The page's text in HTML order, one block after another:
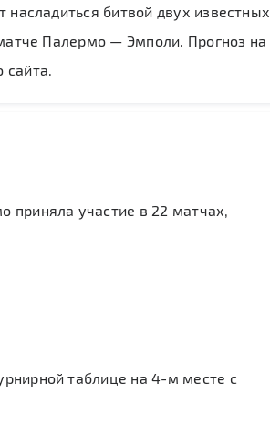
насладиться битвой двух известных
Палермо — Эмполи. Прогноз на
сайта.
приняла участие в 22 матчах,
таблице на 4-м месте с